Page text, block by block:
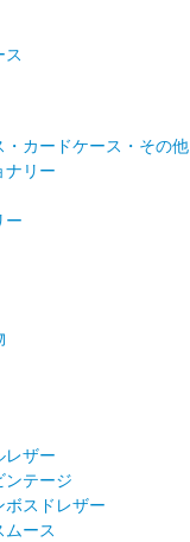
ス
・カードケース・その他
ナリー
ー
レザー
ンテージ
ボスドレザー
ムース